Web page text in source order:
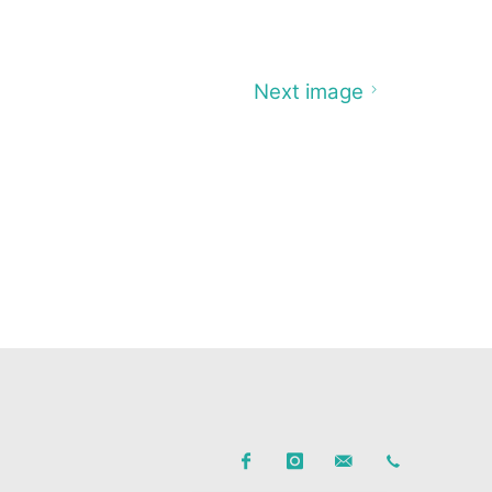
Next image